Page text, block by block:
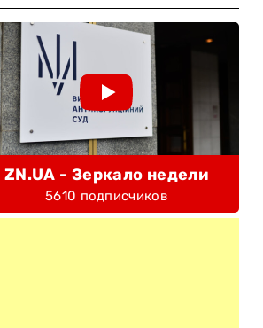
ZN.UA - Зеркало недели
5610 подписчиков